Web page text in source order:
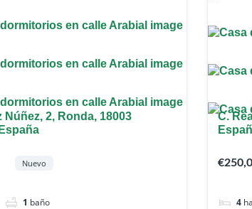
Núñez, 2, Ronda, 18003
Nuevo
1 baño
C.
4